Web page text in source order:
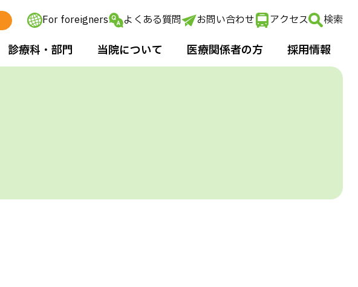
For foreigners よくある質問 お問い合わせ アクセス 検索
診療科・部⾨ 当院について 医療関係者の⽅ 採⽤情報